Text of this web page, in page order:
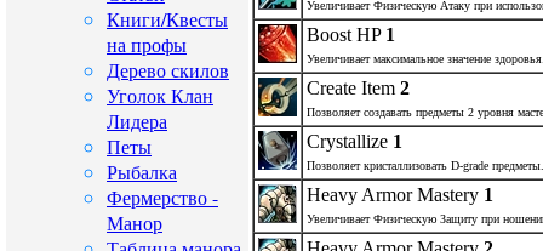
Книги/Квесты
на профы
Дерево скилов
Уголок Клан
Лидера
Петы
Рыбалка
Фермерство -
Манор
Увеличивает Физическую Атаку при
Boost HP 1
Увеличивает максимальное значение
Create Item 2
Позволяет создавать предметы 2 уровня
Crystallize 1
Позволяет кристаллизовать D-grade предметы.
Heavy Armor Mastery 1
Увеличивает Физическую Защиту при